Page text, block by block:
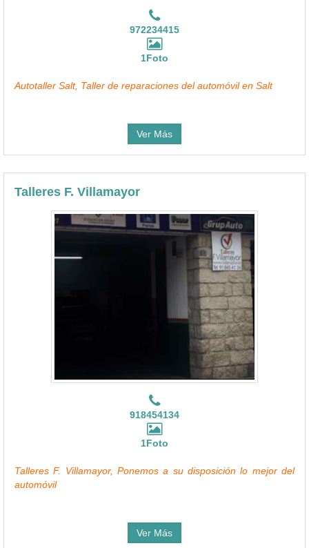
972234415
1Foto
Autotaller Salt, Taller de reparaciones del automóvil en Salt
Ver Más
Talleres F. Villamayor
918454134
1Foto
Talleres F. Villamayor, Ponemos a su disposición lo mejor del
automóvil
Ver Más